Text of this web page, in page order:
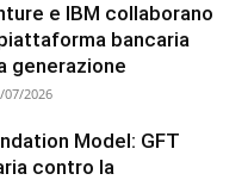
e IBM collaborano
bancaria
generazione
07/2026
Model: GFT
contro la